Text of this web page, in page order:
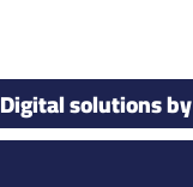
Digital solutions by